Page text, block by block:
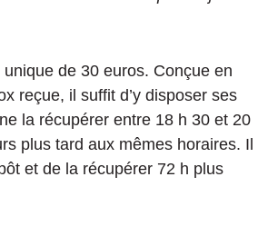
de 30 euros. Conçue en
reçue, il suffit d’y disposer ses
la récupérer entre 18 h 30 et 20
plus tard aux mêmes horaires. Il
et de la récupérer 72 h plus